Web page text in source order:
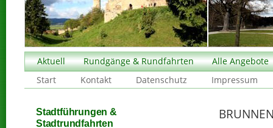
Aktuell Rundgänge & Rundfahrten
Alle Angebote
Start
Kontakt Datenschutz Impressum
Stadtführungen &
Stadtrundfahrten